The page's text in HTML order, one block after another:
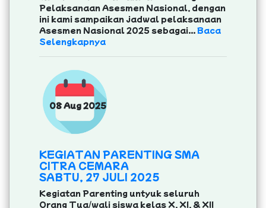
Pelaksanaan Asesmen Nasional, dengan
ini kami sampaikan jadwal pelaksanaan
Asesmen Nasional 2025 sebagai...Baca
Selengkapnya
08 Aug 2025
KEGIATAN PARENTING SMA
CITRA CEMARA
SABTU, 27 JULI 2025
Kegiatan Parenting untyuk seluruh
Orang Tua/wali siswa kelas X, XI, & XII